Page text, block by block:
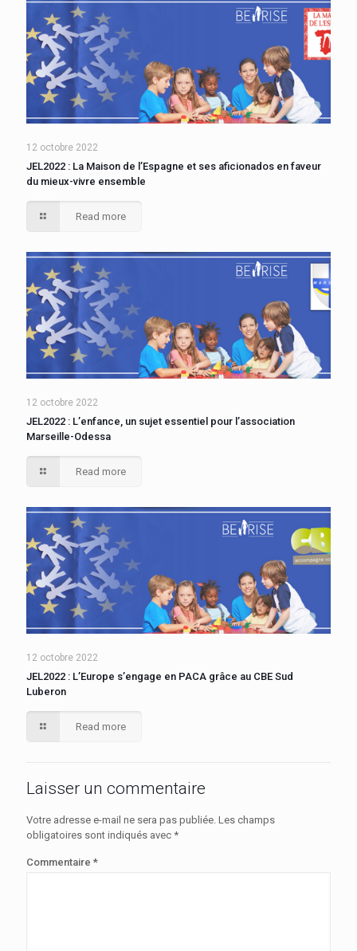
12 octobre 2022
JEL2022 : La Maison de l’Espagne et ses aficionados en faveur
du mieux-vivre ensemble
Read more
12 octobre 2022
JEL2022 : L’enfance, un sujet essentiel pour l’association
Marseille-Odessa
Read more
12 octobre 2022
JEL2022 : L’Europe s’engage en PACA grâce au CBE Sud
Luberon
Read more
Laisser un commentaire
Votre adresse e-mail ne sera pas publiée. Les champs
obligatoires sont indiqués avec *
Commentaire *